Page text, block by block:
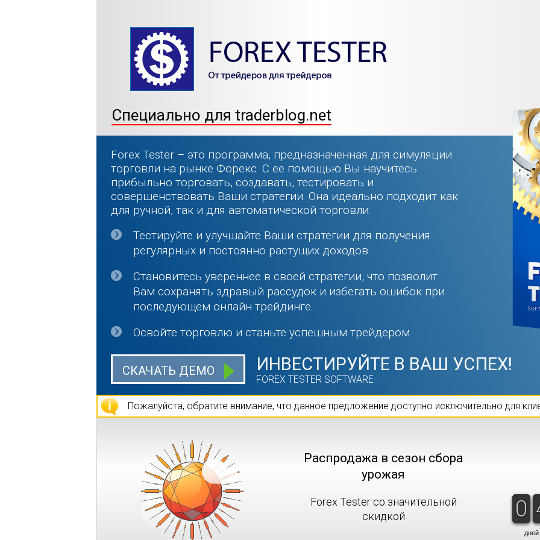
Специально для traderblog.net
Forex Tester – это программа, предназначенная для симуляции
торговли на рынке Форекс. С ее помощью Вы научитесь
прибыльно торговать, создавать, тестировать и
совершенствовать Ваши стратегии. Она идеально подходит как
для ручной, так и для автоматической торговли.
Тестируйте и улучшайте Ваши стратегии для получения
регулярных и постоянно растущих доходов.
Становитесь увереннее в своей стратегии, что позволит
Вам сохранять здравый рассудок и избегать ошибок при
последующем онлайн трейдинге.
Освойте торговлю и станьте успешным трейдером.
СКАЧАТЬ ДЕМО ИНВЕСТИРУЙТЕ В ВАШ УСПЕХ!
FOREX TESTER SOFTWARE
Пожалуйста, обратите внимание, что данное предложение доступно исключительно для
Распродажа в сезон сбора
урожая
Forex Tester со значительной
скидкой
дней
9
9
0
0